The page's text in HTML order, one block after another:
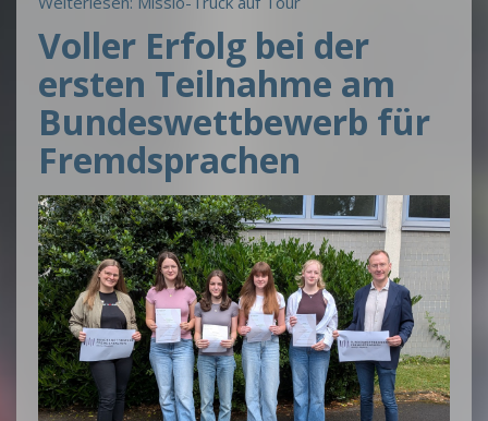
Voller Erfolg bei der
ersten Teilnahme am
Bundeswettbewerb für
Fremdsprachen